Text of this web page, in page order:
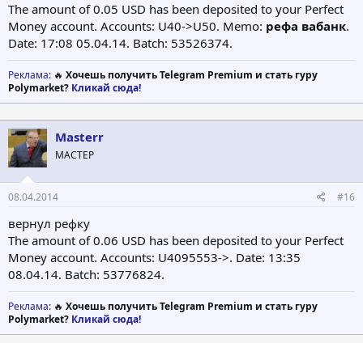
The amount of 0.05 USD has been deposited to your Perfect
Money account. Accounts: U40->U50. Memo: рефа вабанк.
Date: 17:08 05.04.14. Batch: 53526374.
Реклама: 🔥 Хочешь получить Telegram Premium и стать гуру
Polymarket? Кликай сюда!
Masterr
МАСТЕР
08.04.2014 #16
вернул рефку
The amount of 0.06 USD has been deposited to your Perfect
Money account. Accounts: U4095553->. Date: 13:35
08.04.14. Batch: 53776824.
Реклама: 🔥 Хочешь получить Telegram Premium и стать гуру
Polymarket? Кликай сюда!